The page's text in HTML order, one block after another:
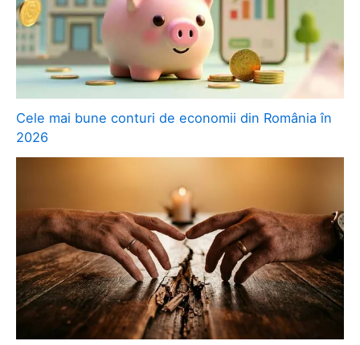
Cele mai bune conturi de economii din România în
2026